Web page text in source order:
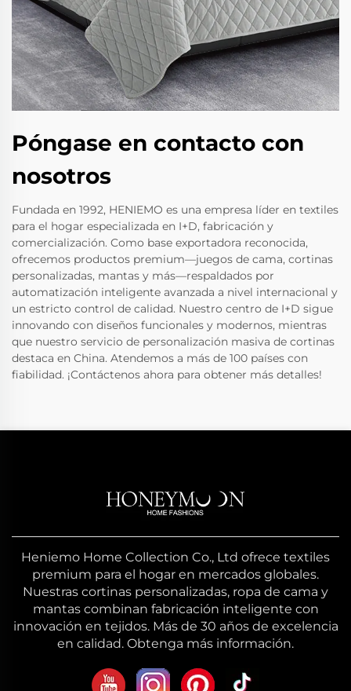
Póngase en contacto con
nosotros
Fundada en 1992, HENIEMO es una empresa líder en textiles
para el hogar especializada en I+D, fabricación y
comercialización. Como base exportadora reconocida,
ofrecemos productos premium—juegos de cama, cortinas
personalizadas, mantas y más—respaldados por
automatización inteligente avanzada a nivel internacional y
un estricto control de calidad. Nuestro centro de I+D sigue
innovando con diseños funcionales y modernos, mientras
que nuestro servicio de personalización masiva de cortinas
destaca en China. Atendemos a más de 100 países con
fiabilidad. ¡Contáctenos ahora para obtener más detalles!
Heniemo Home Collection Co., Ltd ofrece textiles
premium para el hogar en mercados globales.
Nuestras cortinas personalizadas, ropa de cama y
mantas combinan fabricación inteligente con
innovación en tejidos. Más de 30 años de excelencia
en calidad. Obtenga más información.